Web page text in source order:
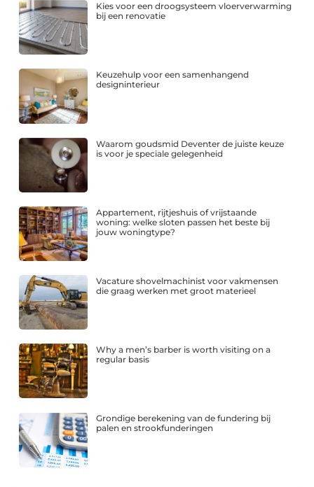
Kies voor een droogsysteem vloerverwarming
bij een renovatie
Keuzehulp voor een samenhangend
designinterieur
Waarom goudsmid Deventer de juiste keuze
is voor je speciale gelegenheid
Appartement, rijtjeshuis of vrijstaande
woning: welke sloten passen het beste bij
jouw woningtype?
Vacature shovelmachinist voor vakmensen
die graag werken met groot materieel
Why a men’s barber is worth visiting on a
regular basis
Grondige berekening van de fundering bij
palen en strookfunderingen